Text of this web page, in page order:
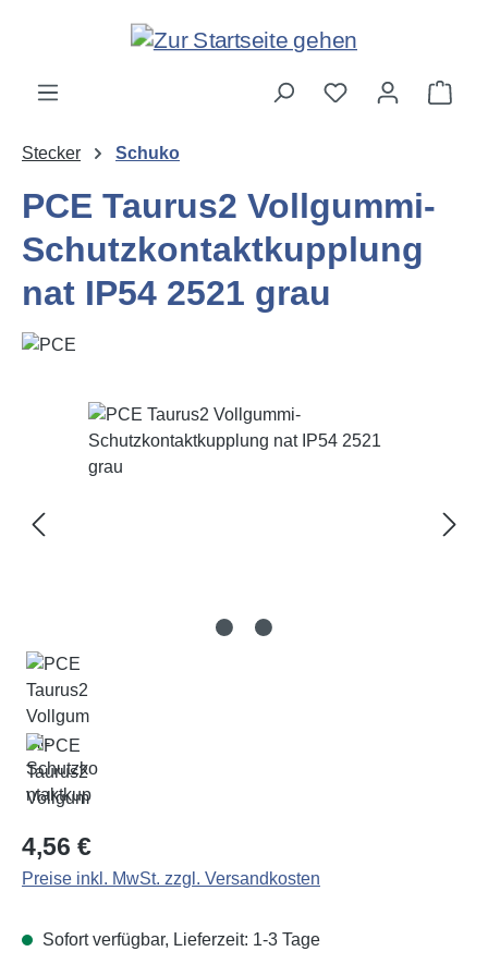
Zum Hauptinhalt springen
Stecker Schuko
PCE Taurus2 Vollgummi-
Schutzkontaktkupplung
nat IP54 2521 grau
Bildergalerie überspringen
Regulärer Preis:
4,56 €
Preise inkl. MwSt. zzgl. Versandkosten
Sofort verfügbar, Lieferzeit: 1-3 Tage